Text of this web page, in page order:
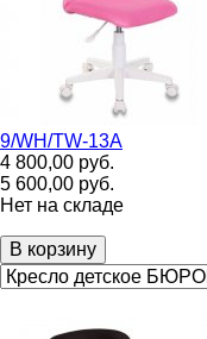
9/WH/TW-13A
4 800,00 руб.
5 600,00 руб.
Нет на складе
В корзину